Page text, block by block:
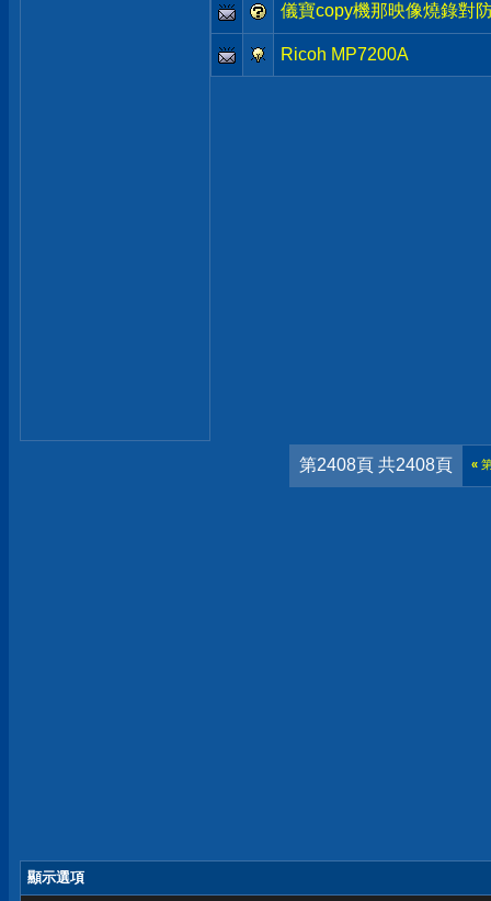
儀寶copy機那映像燒錄對
Ricoh MP7200A
第2408頁 共2408頁 «
顯示選項